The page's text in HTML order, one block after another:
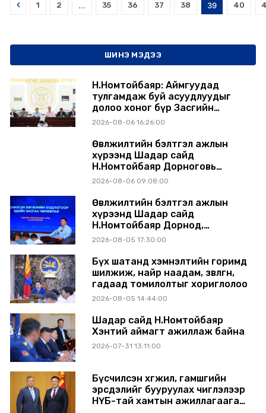
Prev 1 2 ... 35 36 37 38 39 40
ШИНЭ МЭДЭЭ
Н.Номтойбаяр: Аймгуудад
тулгамдаж буй асуудлуудыг
долоо хоног бүр Засгийн
газрын хуралдаанд
2026-08-06 16:26:00
Өвөлжилтийн бэлтгэл ажлын
хүрээнд Шадар сайд
Н.Номтойбаяр Дорноговь
аймагт ажиллав
2026-08-06 09:08:00
Өвөлжилтийн бэлтгэл ажлын
хүрээнд Шадар сайд
Н.Номтойбаяр Дорнод,
Сүхбаатар аймагт ажиллав
2026-08-05 17:30:00
Бүх шатанд хэмнэлтийн горимд
шилжиж, найр наадам, зөвлөгөөн,
гадаад томилолтыг хориглолоо
2026-08-05 14:44:00
Шадар сайд Н.Номтойбаяр
Хэнтий аймагт ажиллаж байна
2026-07-31 13:11:00
Бүсчилсэн хөгжил, гамшгийн
эрсдэлийг бууруулах чиглэлээр
НҮБ-тай хамтын ажиллагаагаа